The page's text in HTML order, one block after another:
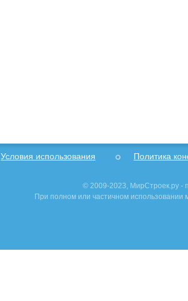
Условия использования Политика
© 2009-2023, МирСтроек.ру -
При полном или частичном использовании